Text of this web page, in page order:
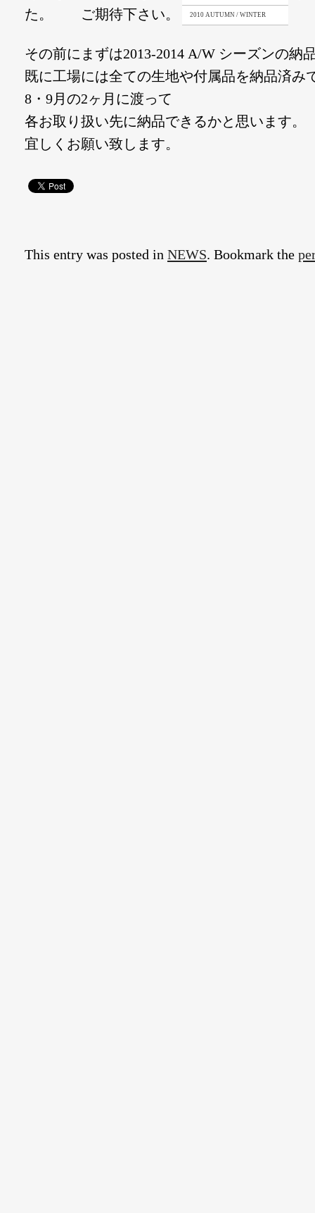
2010 AUTUMN / WINTER
た。 ご期待下さい。
その前にまずは2013-2014 A/W シーズンの納
既に工場には全ての生地や付属品を納品済み
8・9月の2ヶ月に渡って
各お取り扱い先に納品できるかと思います。
宜しくお願い致します。
This entry was posted in NEWS. Bookmark the